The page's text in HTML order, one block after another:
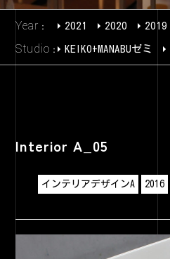
Year 2021 2020 2019
Studio KEIKO+MANABUゼミ
Interior A_05
インテリアデザインA 2016